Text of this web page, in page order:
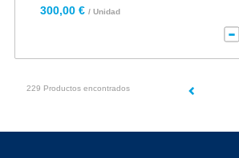
300,00 € / Unidad
229 Productos encontrados